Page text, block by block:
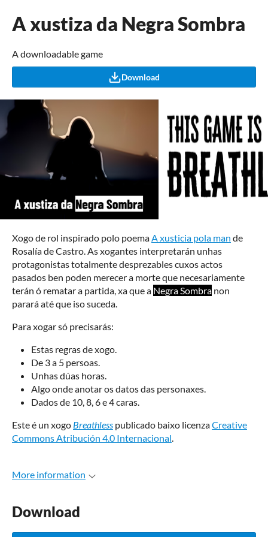
A xustiza da Negra Sombra
A downloadable game
Download
Xogo de rol inspirado polo poemaA xusticia pola man de
Rosalía de Castro. As xogantes interpretarán unhas
protagonistas totalmente desprezables cuxos actos
pasados ben poden merecer a morte que necesariamente
terán ó rematar a partida, xa que a Negra Sombra non
parará até que iso suceda.
Para xogar só precisarás:
Estas regras de xogo.
De 3 a 5 persoas.
Unhas dúas horas.
Algo onde anotar os datos das personaxes.
Dados de 10, 8, 6 e 4 caras.
Este é un xogo Breathless publicado baixo licenzaCreative
Commons Atribución 4.0 Internacional.
More information
Download